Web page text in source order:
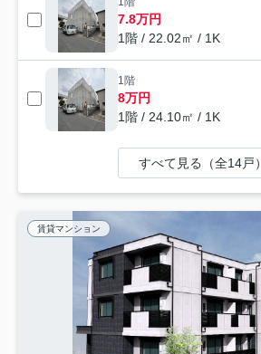
7.8万円
1階 / 22.02㎡ / 1K
1階
8万円
1階 / 24.10㎡ / 1K
すべて見る（全14戸）
賃貸マンション